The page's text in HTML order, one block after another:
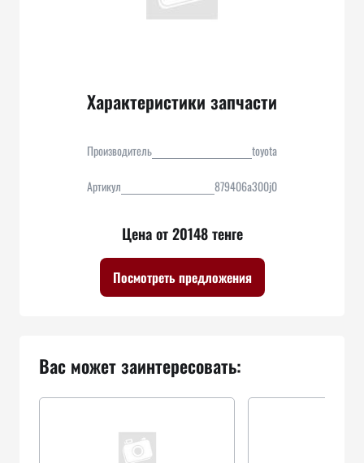
Характеристики запчасти
Производитель toyota
Артикул 879406a300j0
Цена от 20148 тенге
Посмотреть предложения
Вас может заинтересовать: